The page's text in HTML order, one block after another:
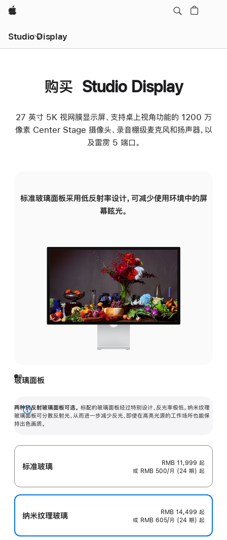
Apple
Studio Display
购买 Studio Display
27 英寸 5K 视网膜显示屏、支持桌上视角功能的 1200 万
像素 Center Stage 摄像头、录音棚级麦克风和扬声器，以
及雷雳 5 端口。
标准玻璃面板采用低反射率设计，可减少使用环境中的屏
幕眩光。
玻璃面板
两种抗反射玻璃面板可选。 标配的玻璃面板经过特别设计，反光率极低。纳米纹理
玻璃面板可分散反射光，从而进一步减少反光，即使在高亮光源的工作场所也能保
持出色画质。
展
开
标准玻璃 RMB 11,999 起
或 RMB 500/月 (24 期) 起
纳米纹理玻璃 RMB 14,499 起
或 RMB 605/月 (24 期) 起